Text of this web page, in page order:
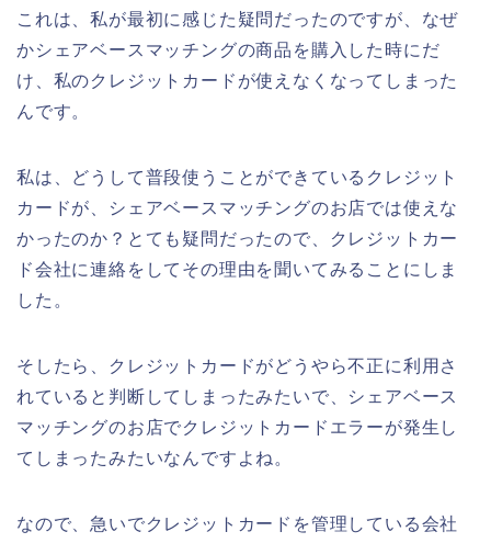
これは、私が最初に感じた疑問だったのですが、なぜ
かシェアベースマッチングの商品を購入した時にだ
け、私のクレジットカードが使えなくなってしまった
んです。
私は、どうして普段使うことができているクレジット
カードが、シェアベースマッチングのお店では使えな
かったのか？とても疑問だったので、クレジットカー
ド会社に連絡をしてその理由を聞いてみることにしま
した。
そしたら、クレジットカードがどうやら不正に利用さ
れていると判断してしまったみたいで、シェアベース
マッチングのお店でクレジットカードエラーが発生し
てしまったみたいなんですよね。
なので、急いでクレジットカードを管理している会社